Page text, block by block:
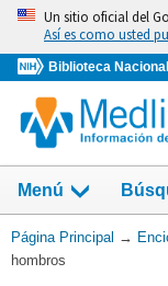
Omita
vaya
al
Contenido
Un sitio oficial del
Así es como usted
Biblioteca
Menú
Usted
está
Página Principal →
hombros